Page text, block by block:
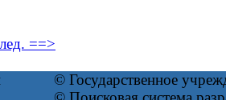
==>
© Государственное